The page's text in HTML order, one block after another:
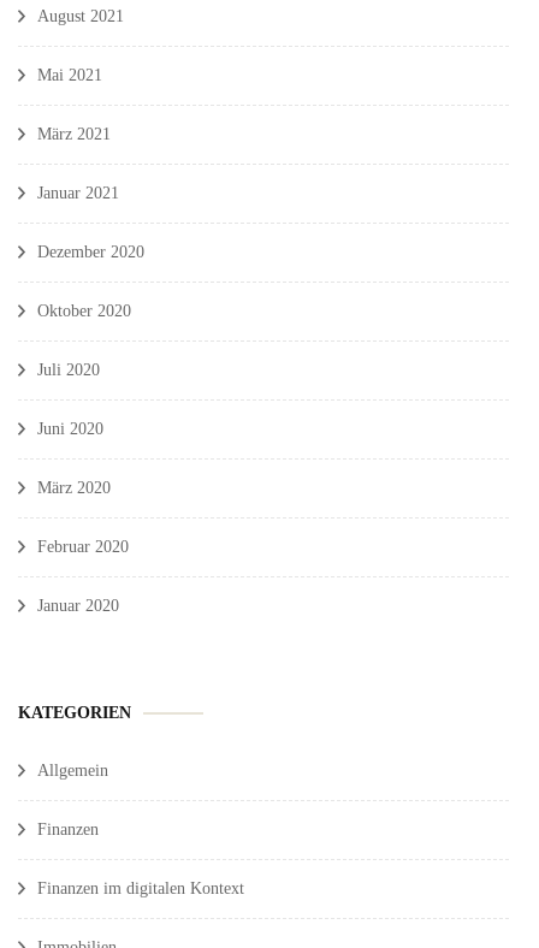
August 2021
Mai 2021
März 2021
Januar 2021
Dezember 2020
Oktober 2020
Juli 2020
Juni 2020
März 2020
Februar 2020
Januar 2020
KATEGORIEN
Allgemein
Finanzen
Finanzen im digitalen Kontext